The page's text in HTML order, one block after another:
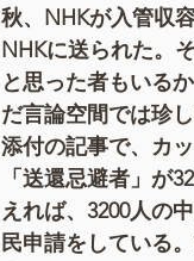
秋、NHKが入管収
NHKに送られた。
と思った者もいる
だ言論空間では珍
添付の記事で、カ
「送還忌避者」が
えれば、3200人の
民申請をしている